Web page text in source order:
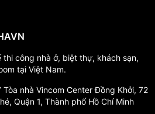
công nhà ở, biệt thự, khách sạn,
tại Việt Nam.
Tòa nhà Vincom Center Đồng Khởi, 72
Quận 1, Thành phố Hồ Chí Minh